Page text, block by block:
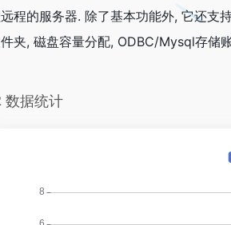
程的服务器. 除了基本功能外, 它还支
夹, 磁盘容量分配, ODBC/Mysql存储
数据统计